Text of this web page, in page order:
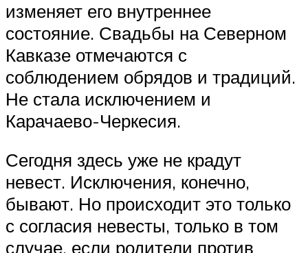
изменяет его внутреннее
состояние. Свадьбы на Северном
Кавказе отмечаются с
соблюдением обрядов и традиций.
Не стала исключением и
Карачаево-Черкесия.
Сегодня здесь уже не крадут
невест. Исключения, конечно,
бывают. Но происходит это только
с согласия невесты, только в том
случае, если родители против